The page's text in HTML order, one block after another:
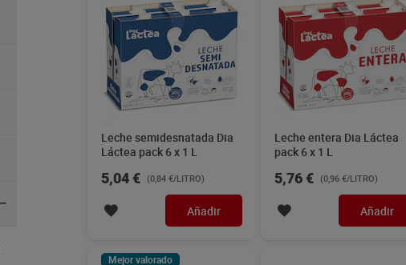
Leche semidesnatada Dia
Láctea pack 6 x 1 L
5,04 € (0,84 €/LITRO)
Añadir
Leche entera Dia Láctea
pack 6 x 1 L
5,76 € (0,96 €/LITRO)
Añadir
Mejor valorado